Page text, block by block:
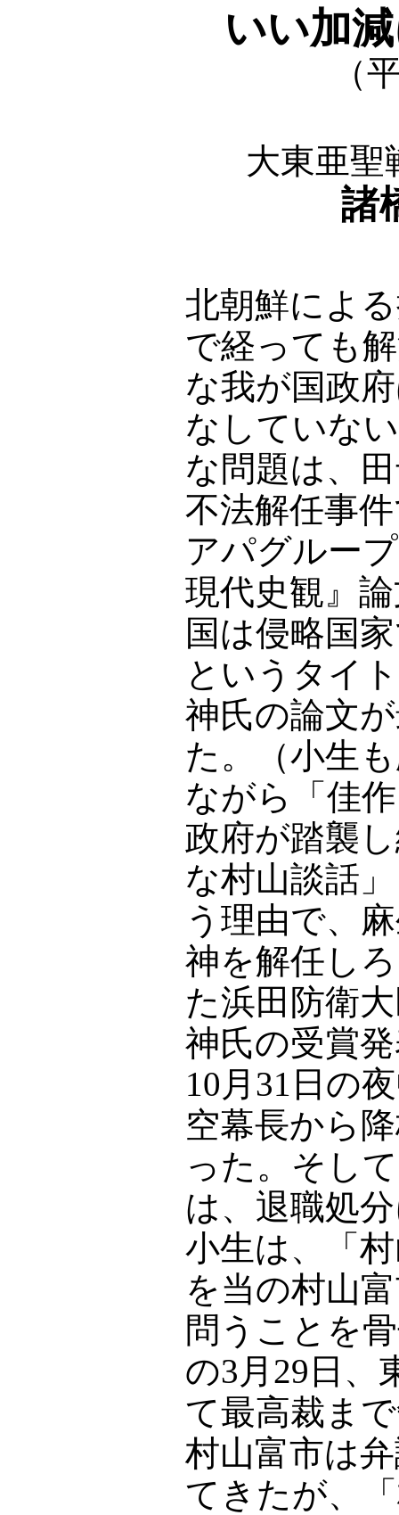
いい加
（
大東亜聖
諸
北朝鮮によ
で経っても
な我が国政
なしていな
な問題は、
不法解任事
アパグルー
現代史観』
国は侵略国
というタイ
神氏の論文
た。（小生
ながら「佳
政府が踏襲
な村山談話
う理由で、
神を解任し
た浜田防衛
神氏の受賞
10月31日の
空幕長から
った。そし
は、退職処
小生は、「
を当の村山
問うことを
の3月29日、
て最高裁ま
村山富市は
てきたが、